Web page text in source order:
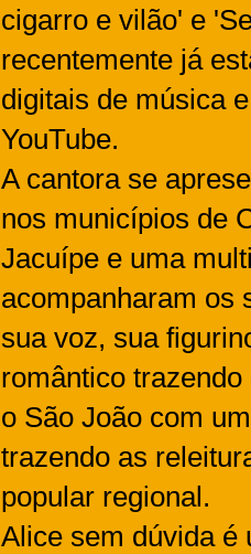
cigarro e vilão' e
recentemente já
digitais de música
YouTube.
A cantora se
nos municípios de
Jacuípe e uma
acompanharam os
sua voz, sua
romântico
o São João com
trazendo as
popular regional.
Alice sem dúvida é